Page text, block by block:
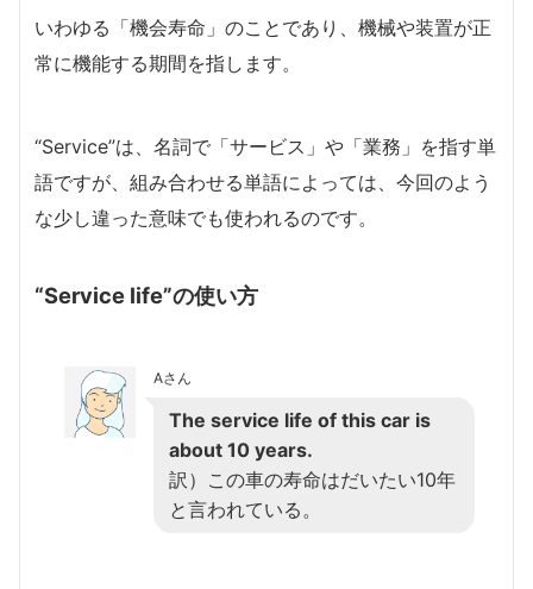
いわゆる「機会寿命」のことであり、機械や装置が正
常に機能する期間を指します。
“Service”は、名詞で「サービス」や「業務」を指す単
語ですが、組み合わせる単語によっては、今回のよう
な少し違った意味でも使われるのです。
“Service life”の使い方
Aさん
The service life of this car is
about 10 years.
訳）この車の寿命はだいたい10年
と言われている。